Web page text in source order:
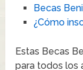
Becas
¿Cómo
Estas Becas
para todos los